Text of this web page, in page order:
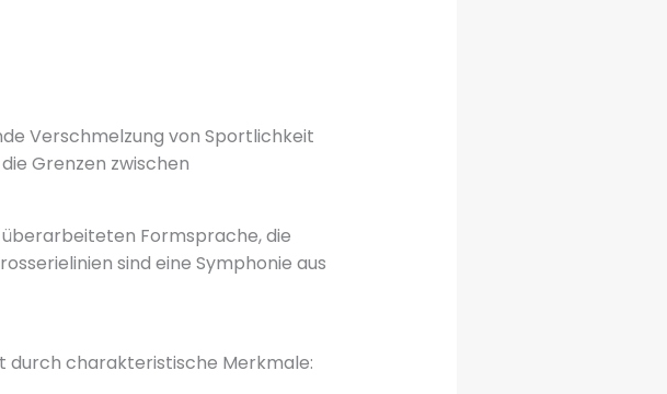
Verschmelzung von Sportlichkeit
Grenzen zwischen
Formsprache, die
sind eine Symphonie aus
durch charakteristische Merkmale: